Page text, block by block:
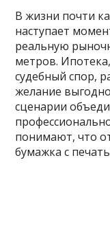
В жизни почти
наступает
реальную
метров.
судебный спор,
желание
сценарии
понимают, что
бумажка с